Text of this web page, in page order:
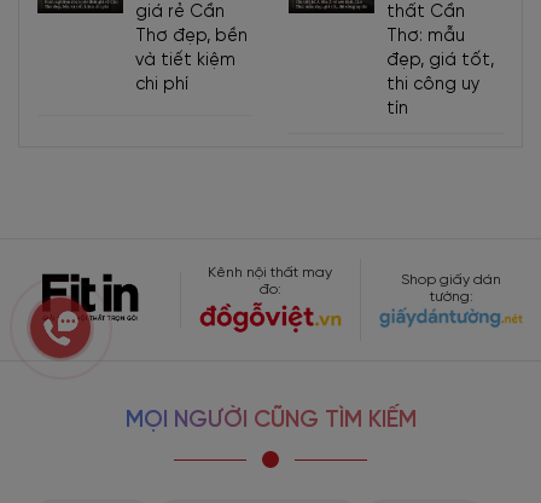
giá rẻ Cần
Thơ đẹp, bền
và tiết kiệm
chi phí
thất Cần
Thơ: mẫu
đẹp, giá tốt,
thi công uy
tín
Kênh nội thất may
đo:
Shop giấy dán
tường:
MỌI NGƯỜI CŨNG TÌM KIẾM